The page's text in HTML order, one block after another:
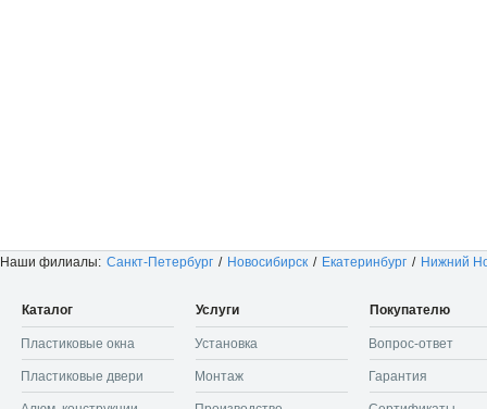
Каталог
Пластиковые окна
Пластиковые двери
Услуги
Установка
Монтаж
Покупателю
Вопрос-ответ
Гарантия
Наши филиалы: Санкт-Петербург / Новосибирск / Екатеринбург / Нижний